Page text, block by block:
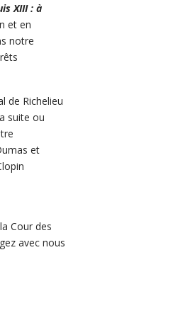
XIII : à
et en
notre
de Richelieu
suite ou
et
Cour des
avec nous